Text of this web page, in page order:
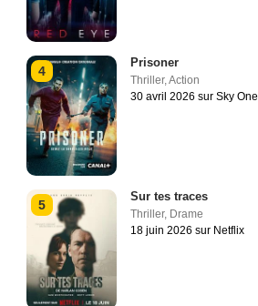
4
Prisoner
Thriller,Action
30 avril 2026 sur Sky One
5
Sur tes traces
Thriller, Drame
18 juin 2026 sur Netflix